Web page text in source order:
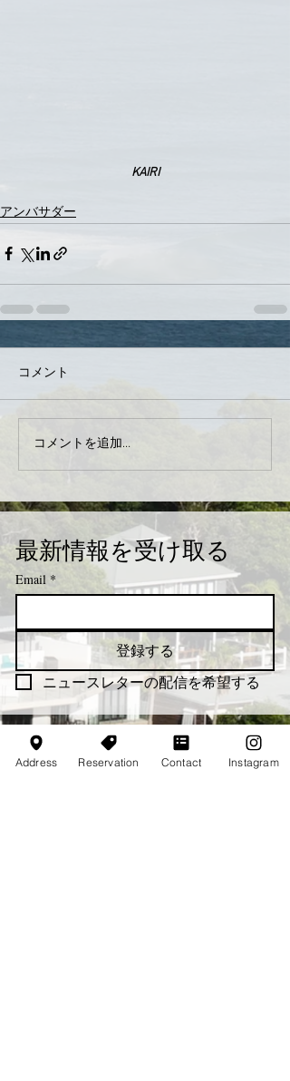
KAIRI
アンバサダー
コメント
コメントを追加…
最新情報を受け取る
Email *
登録する
ニュースレターの配信を希望する
Address Reservation Contact Instagram